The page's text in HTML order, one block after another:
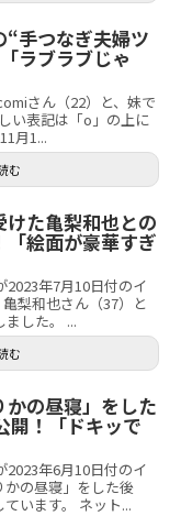
手つなぎ夫婦ツ
ラブラブじゃ
さん（22）と、妹で
い表記は「o」の上に
月1...
む
た亀梨和也との
絵面が豪華すぎ
年7月10日付のイ
梨和也さん（37）と
した。 ...
む
の昼寝」をした
開！「ドキッで
年6月10日付のイ
かの昼寝」をした後
います。 ネット...